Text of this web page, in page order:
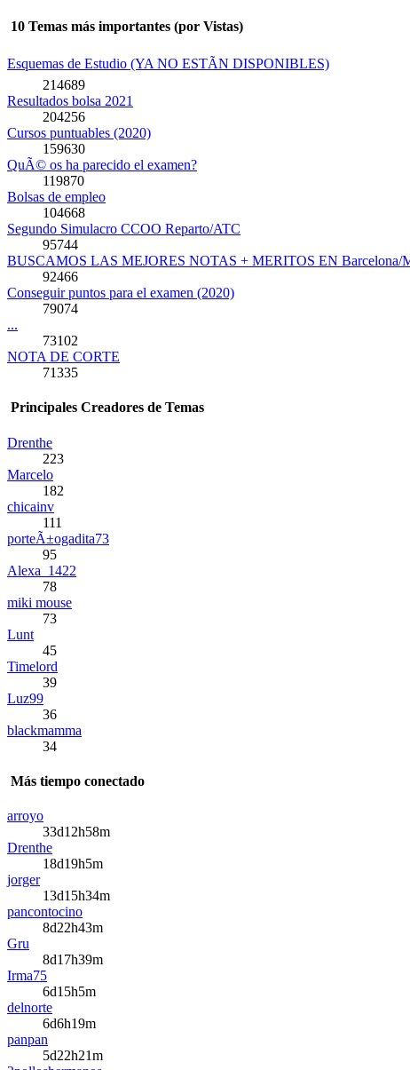
10 Temas más importantes (por Vistas)
Esquemas de Estudio (YA NO ESTÃN DISPONIBLES)
214689
Resultados bolsa 2021
204256
Cursos puntuables (2020)
159630
QuÃ© os ha parecido el examen?
119870
Bolsas de empleo
104668
Segundo Simulacro CCOO Reparto/ATC
95744
BUSCAMOS LAS MEJORES NOTAS + MERITOS EN Barcelona/
92466
Conseguir puntos para el examen (2020)
79074
...
73102
NOTA DE CORTE
71335
Principales Creadores de Temas
Drenthe
223
Marcelo
182
chicainv
111
porteÃ±ogadita73
95
Alexa_1422
78
miki mouse
73
Lunt
45
Timelord
39
Luz99
36
blackmamma
34
Más tiempo conectado
arroyo
33d12h58m
Drenthe
18d19h5m
jorger
13d15h34m
pancontocino
8d22h43m
Gru
8d17h39m
Irma75
6d15h5m
delnorte
6d6h19m
panpan
5d22h21m